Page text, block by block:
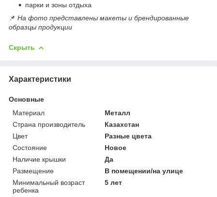
парки и зоны отдыха
📌 На фото представлены макеты и брендированные
образцы продукции
Скрыть
Характеристики
Основные
Материал
Металл
Страна производитель
Казахстан
Цвет
Разные цвета
Состояние
Новое
Наличие крышки
Да
Размещение
В помещении/на улице
Минимальный возраст
ребенка
5 лет